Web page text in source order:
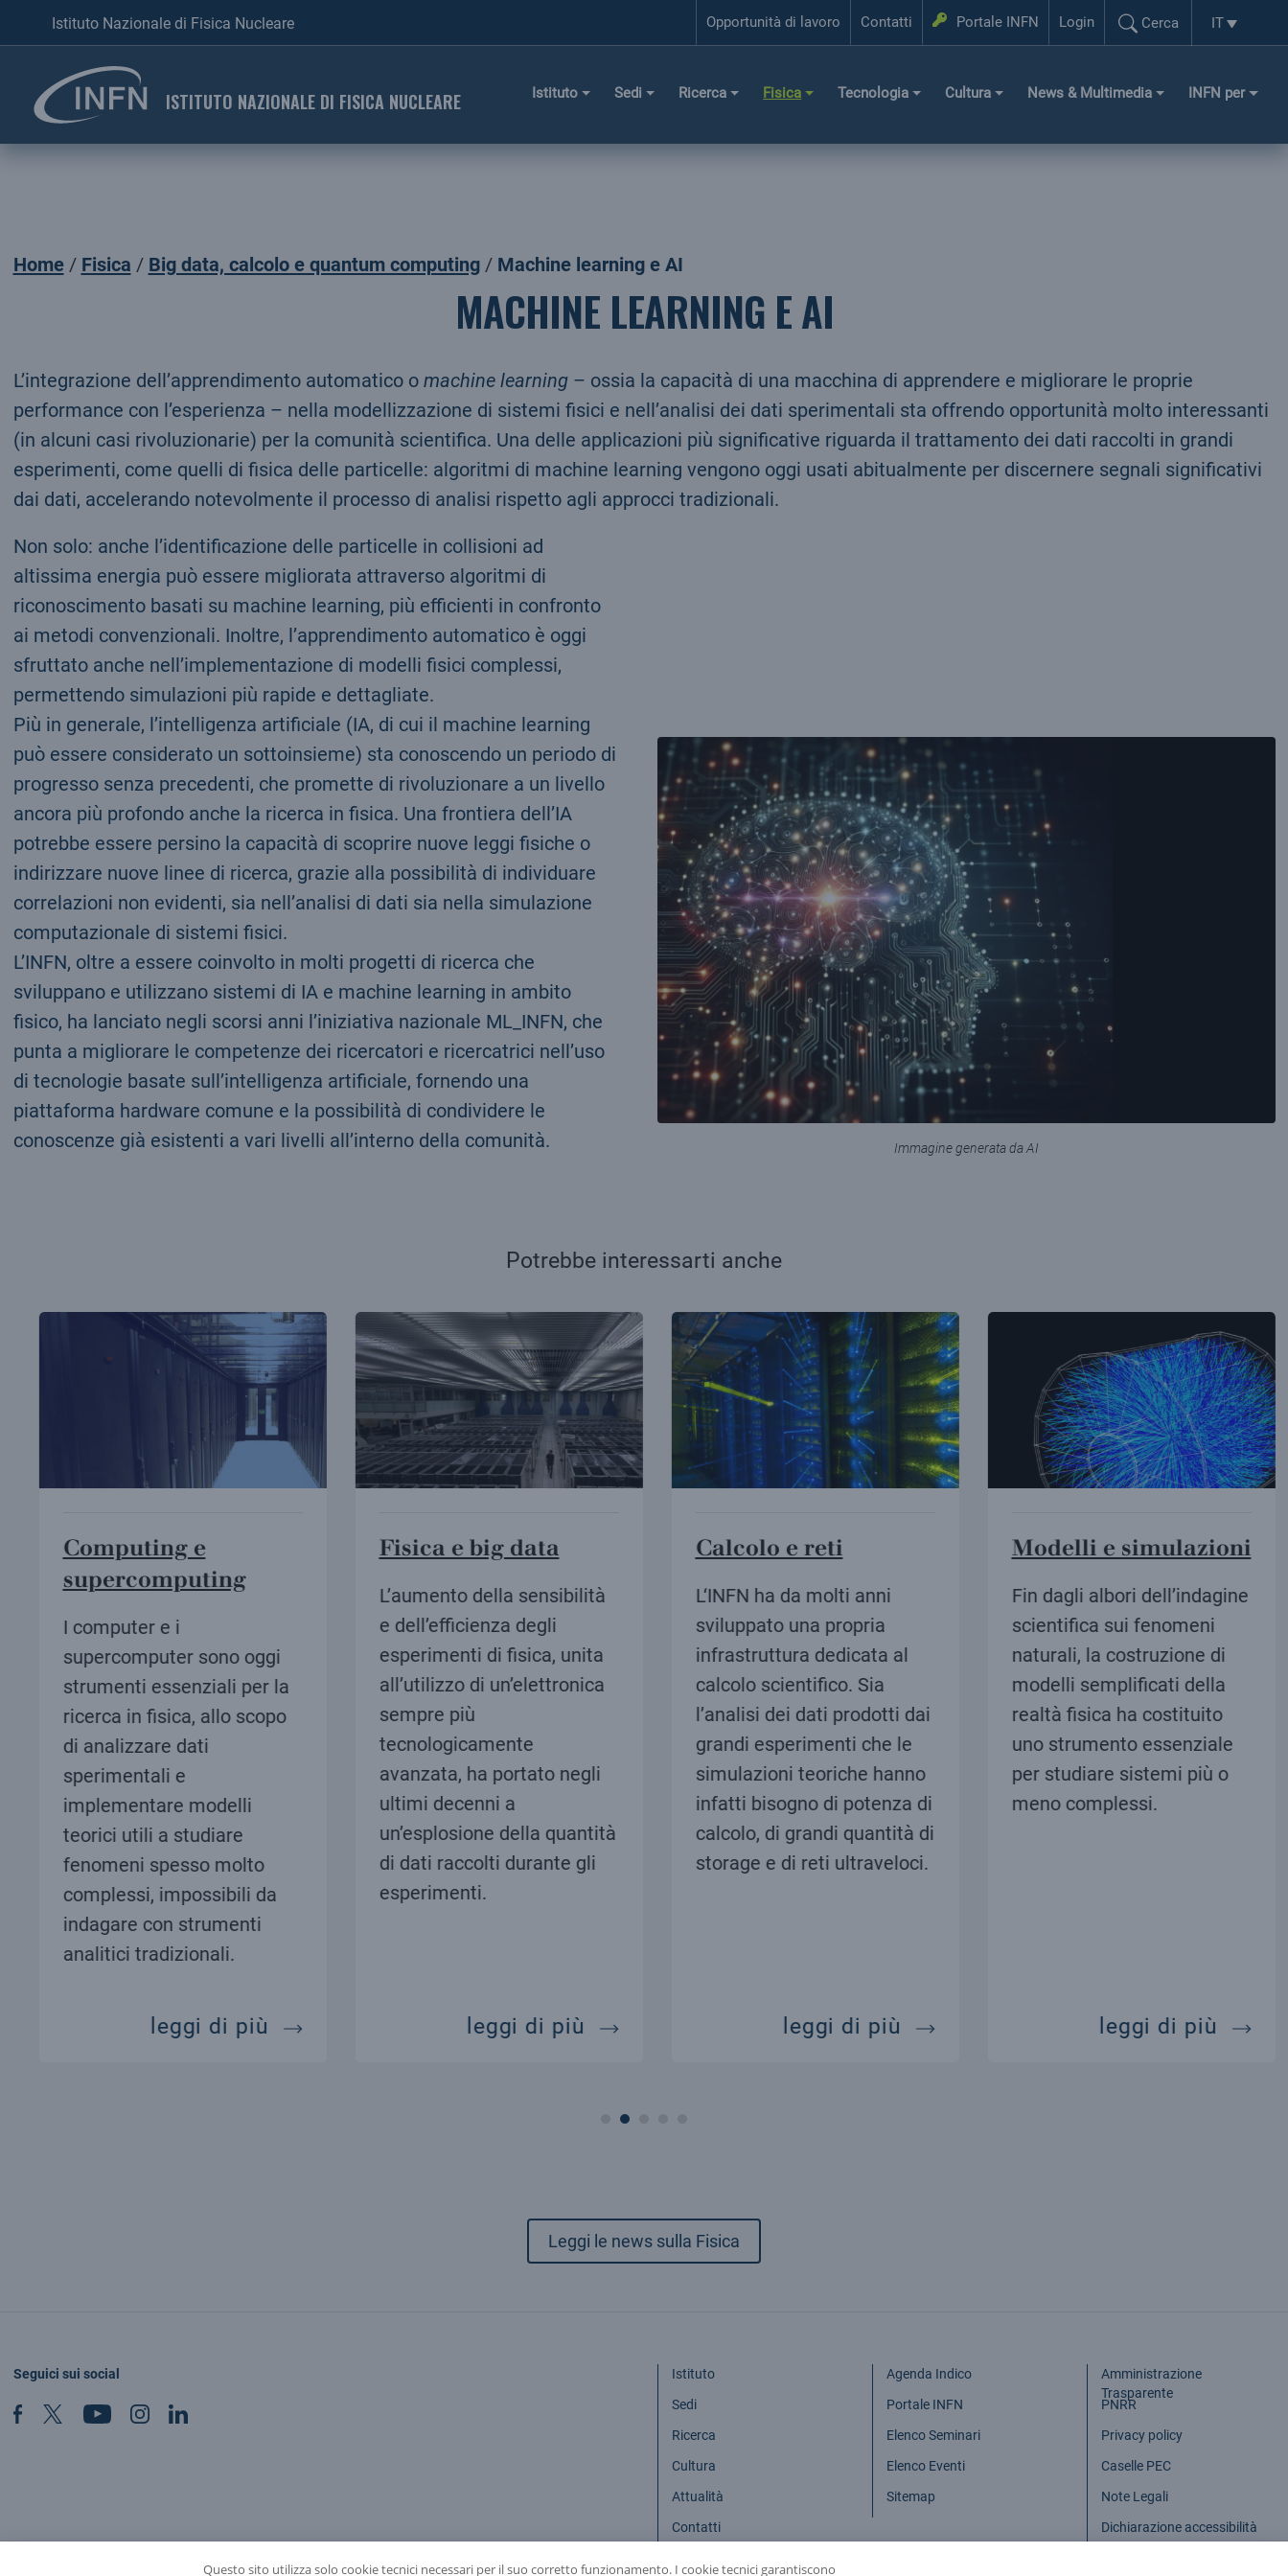
Istituto Nazionale di Fisica Nucleare Opportunità di lavoro Contatti Portale INFN Login
Login
Cerca
Cerca...
Selezione
IT
ISTITUTO NAZIONALE DI FISICA NUCLEARE Istituto Sedi Ricerca Fisica Tecnologia Cultura News & Multimedia INFN per
Home Fisica Big data, calcolo e quantum computing Machine learning e AI
MACHINE LEARNING E AI
L’integrazione dell’apprendimento automatico o machine learning– ossia la capacità di una macchina di apprendere e migliorare le proprie
performance con l’esperienza – nella modellizzazione di sistemi fisici e nell’analisi dei dati sperimentali sta offrendo opportunità molto interessanti
(in alcuni casi rivoluzionarie) per la comunità scientifica. Una delle applicazioni più significative riguarda il trattamento dei dati raccolti in grandi
esperimenti, come quelli di fisica delle particelle: algoritmi di machine learning vengono oggi usati abitualmente per discernere segnali significativi
dai dati, accelerando notevolmente il processo di analisi rispetto agli approcci tradizionali.
Non solo: anche l’identificazione delle particelle in collisioni ad
altissima energia può essere migliorata attraverso algoritmi di
riconoscimento basati su machine learning, più efficienti in confronto
ai metodi convenzionali. Inoltre, l’apprendimento automatico è oggi
sfruttato anche nell’implementazione di modelli fisici complessi,
permettendo simulazioni più rapide e dettagliate.
Più in generale, l’intelligenza artificiale (IA, di cui il machine learning
può essere considerato un sottoinsieme) sta conoscendo un periodo di
progresso senza precedenti, che promette di rivoluzionare a un livello
ancora più profondo anche la ricerca in fisica. Una frontiera dell’IA
potrebbe essere persino la capacità di scoprire nuove leggi fisiche o
indirizzare nuove linee di ricerca, grazie alla possibilità di individuare
correlazioni non evidenti, sia nell’analisi di dati sia nella simulazione
computazionale di sistemi fisici.
L’INFN, oltre a essere coinvolto in molti progetti di ricerca che
sviluppano e utilizzano sistemi di IA e machine learning in ambito
fisico, ha lanciato negli scorsi anni l’iniziativa nazionale ML_INFN, che
punta a migliorare le competenze dei ricercatori e ricercatrici nell’uso
di tecnologie basate sull’intelligenza artificiale, fornendo una
piattaforma hardware comune e la possibilità di condividere le
conoscenze già esistenti a vari livelli all’interno della comunità.
Immagine generata da AI
Potrebbe interessarti anche
quantistici
Computing e
supercomputing
I computer e i
supercomputer sono oggi
strumenti essenziali per la
ricerca in fisica, allo scopo
di analizzare dati
sperimentali e
implementare modelli
teorici utili a studiare
fenomeni spesso molto
complessi, impossibili da
indagare con strumenti
analitici tradizionali.
leggi di piùcomputing e supercomputing
Fisica e big data
L’aumento della sensibilità
e dell’efficienza degli
esperimenti di fisica, unita
all’utilizzo di un’elettronica
sempre più
tecnologicamente
avanzata, ha portato negli
ultimi decenni a
un’esplosione della quantità
di dati raccolti durante gli
esperimenti.
leggi di piùfisica e big data
Calcolo e reti
L‘INFN ha da molti anni
sviluppato una propria
infrastruttura dedicata al
calcolo scientifico. Sia
l’analisi dei dati prodotti dai
grandi esperimenti che le
simulazioni teoriche hanno
infatti bisogno di potenza di
calcolo, di grandi quantità di
storage e di reti ultraveloci.
leggi di piùcalcolo e reti
Modelli e simulazioni
Fin dagli albori dell’indagine
scientifica sui fenomeni
naturali, la costruzione di
modelli semplificati della
realtà fisica ha costituito
uno strumento essenziale
per studiare sistemi più o
meno complessi.
leggi di più
Leggi le news sulla Fisica
Seguici sui social
Istituto
Sedi
Ricerca
Cultura
Attualità
Contatti
Agenda Indico
Portale INFN
Elenco Seminari
Elenco Eventi
Sitemap
Amministrazione
Trasparente
PNRR
Privacy policy
Caselle PEC
Note Legali
Dichiarazione accessibilità
Questo sito utilizza solo cookie tecnici necessari per il suo corretto funzionamento. I cookie tecnici garantiscono